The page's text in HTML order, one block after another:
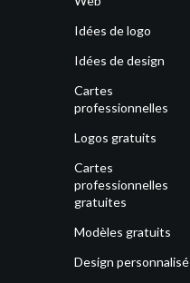
Idées de logo
Idées de design
Cartes
professionnelles
Logos gratuits
Cartes
professionnelles
gratuites
Modèles gratuits
Design personnalisé